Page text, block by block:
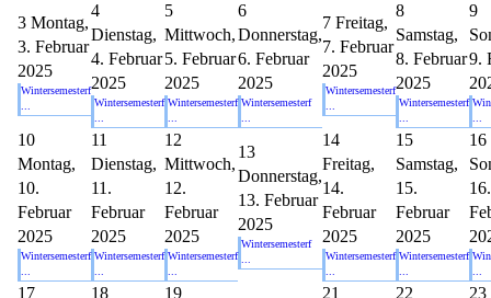
3 Montag,
3. Februar
2025
Wintersemesterf
...
4
Dienstag,
4. Februar
2025
Wintersemesterf
...
5
Mittwoch,
5. Februar
2025
Wintersemesterf
...
6
Donnerstag,
6. Februar
2025
Wintersemesterf
...
7 Freitag,
7. Februar
2025
Wintersemesterf
...
8
Samstag,
8. Februar
2025
Wintersemesterf
...
9
9.
...
10
Montag,
10.
Februar
2025
Wintersemesterf
...
11
Dienstag,
11.
Februar
2025
Wintersemesterf
...
12
Mittwoch,
12.
Februar
2025
Wintersemesterf
...
13
Donnerstag,
13. Februar
2025
Wintersemesterf
...
14
Freitag,
14.
Februar
2025
Wintersemesterf
...
15
Samstag,
15.
Februar
2025
Wintersemesterf
...
16
16.
...
17
18
19
21
22
23